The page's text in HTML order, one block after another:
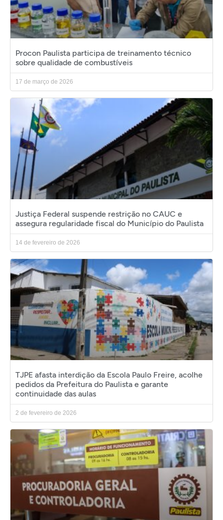
Procon Paulista participa de treinamento técnico
sobre qualidade de combustíveis
17 de março de 2026
Justiça Federal suspende restrição no CAUC e
assegura regularidade fiscal do Município do Paulista
14 de fevereiro de 2026
TJPE afasta interdição da Escola Paulo Freire, acolhe
pedidos da Prefeitura do Paulista e garante
continuidade das aulas
2 de fevereiro de 2026